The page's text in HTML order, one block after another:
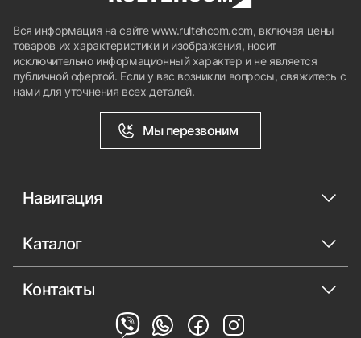
Вся информация на сайте www.rultehcom.com, включая цены
товаров их характеристики и изображения, носит
исключительно информационный характер и не является
публичной офертой. Если у вас возникли вопросы, свяжитесь с
нами для уточнения всех деталей.
Мы перезвоним
Навигация
Каталог
Контакты